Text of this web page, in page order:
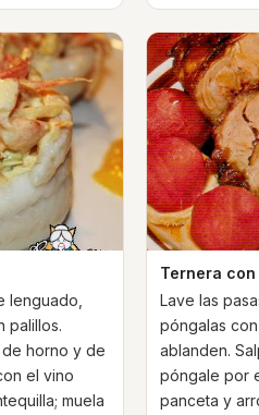
lenguado,
palillos.
horno y de
el vino
muela
Ternera con
Lave las
póngalas
ablanden.
póngale por
panceta y